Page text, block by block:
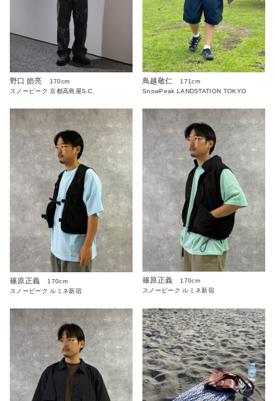
野口 皓亮
170cm
スノーピーク 京都高島屋S.C.
鳥越敬仁
171cm
SnowPeak LANDSTATION TOKYO
篠原正義
170cm
スノーピーク ルミネ新宿
篠原正義
170cm
スノーピーク ルミネ新宿